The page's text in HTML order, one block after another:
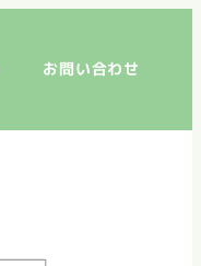
お問い合わせ